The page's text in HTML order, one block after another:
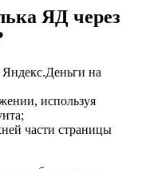
ЯД через
на
используя
части страницы